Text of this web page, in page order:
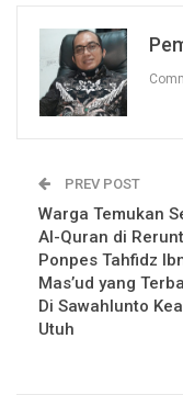
PREV POST
Warga Temukan
Al-Quran di
Ponpes Tahfidz
Mas’ud yang
Di Sawahlunto
Utuh